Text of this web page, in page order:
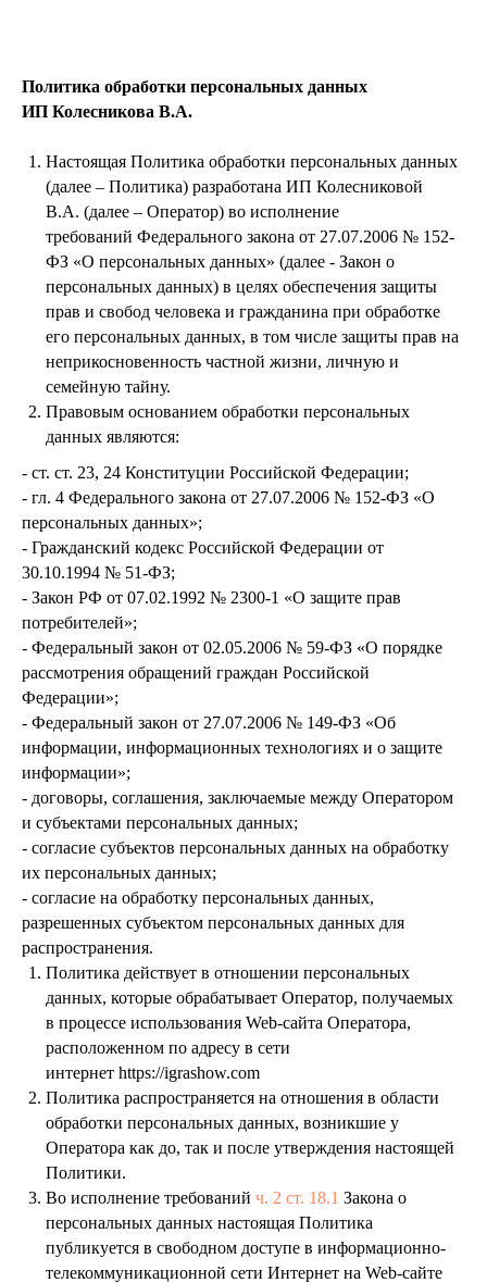
Политика обработки персональных данных
ИП Колесникова В.А.
Настоящая Политика обработки персональных данных
(далее – Политика) разработана ИП Колесниковой
В.А. (далее – Оператор) во исполнение
требований Федерального закона от 27.07.2006 № 152-
ФЗ «О персональных данных» (далее - Закон о
персональных данных) в целях обеспечения защиты
прав и свобод человека и гражданина при обработке
его персональных данных, в том числе защиты прав на
неприкосновенность частной жизни, личную и
семейную тайну.
Правовым основанием обработки персональных
данных являются:
- ст. ст. 23, 24 Конституции Российской Федерации;
- гл. 4 Федерального закона от 27.07.2006 № 152-ФЗ «О
персональных данных»;
- Гражданский кодекс Российской Федерации от
30.10.1994 № 51-ФЗ;
- Закон РФ от 07.02.1992 № 2300-1 «О защите прав
потребителей»;
- Федеральный закон от 02.05.2006 № 59-ФЗ «О порядке
рассмотрения обращений граждан Российской
Федерации»;
- Федеральный закон от 27.07.2006 № 149-ФЗ «Об
информации, информационных технологиях и о защите
информации»;
- договоры, соглашения, заключаемые между Оператором
и субъектами персональных данных;
- согласие субъектов персональных данных на обработку
их персональных данных;
- согласие на обработку персональных данных,
разрешенных субъектом персональных данных для
распространения.
Политика действует в отношении персональных
данных, которые обрабатывает Оператор, получаемых
в процессе использования Web-сайта Оператора,
расположенном по адресу в сети
интернет https://igrashow.com
Политика распространяется на отношения в области
обработки персональных данных, возникшие у
Оператора как до, так и после утверждения настоящей
Политики.
Во исполнение требований ч. 2 ст. 18.1 Закона о
персональных данных настоящая Политика
публикуется в свободном доступе в информационно-
телекоммуникационной сети Интернет на Web-сайте